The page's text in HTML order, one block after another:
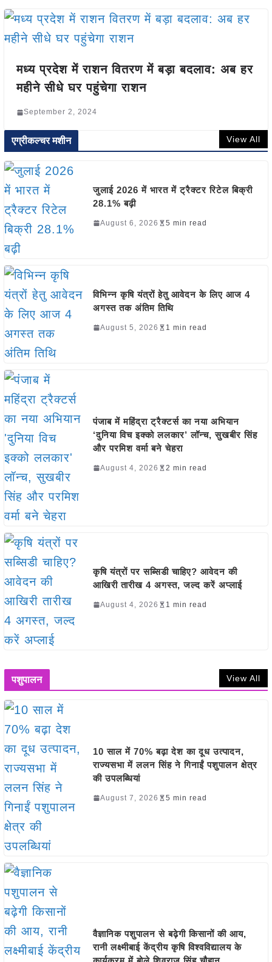
मध्य प्रदेश में राशन वितरण में बड़ा बदलाव: अब हर
महीने सीधे घर पहुंचेगा राशन
September 2, 2024
एग्रीकल्चर मशीन View All
जुलाई 2026 में भारत में ट्रैक्टर रिटेल बिक्री
28.1% बढ़ी
August 6, 2026 5 min read
विभिन्न कृषि यंत्रों हेतु आवेदन के लिए आज 4
अगस्त तक अंतिम तिथि
August 5, 2026 1 min read
पंजाब में महिंद्रा ट्रैक्टर्स का नया अभियान
‘दुनिया विच इक्को ललकार’ लॉन्च, सुखबीर सिंह
और परमिश वर्मा बने चेहरा
August 4, 2026 2 min read
कृषि यंत्रों पर सब्सिडी चाहिए? आवेदन की
आखिरी तारीख 4 अगस्त, जल्द करें अप्लाई
August 4, 2026 1 min read
पशुपालन View All
10 साल में 70% बढ़ा देश का दूध उत्पादन,
राज्यसभा में ललन सिंह ने गिनाईं पशुपालन क्षेत्र
की उपलब्धियां
August 7, 2026 5 min read
वैज्ञानिक पशुपालन से बढ़ेगी किसानों की आय,
रानी लक्ष्मीबाई केंद्रीय कृषि विश्वविद्यालय के